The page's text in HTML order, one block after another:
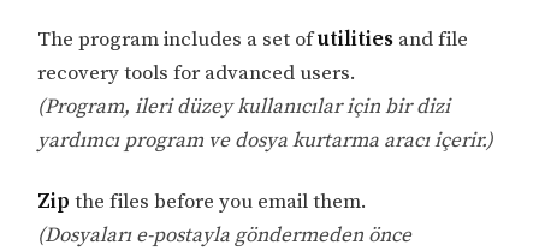
The program includes a set ofutilities and file
recovery tools for advanced users.
(Program, ileri düzey kullanıcılar için bir dizi
yardımcı program ve dosya kurtarma aracı içerir.)
Zip the files before you email them.
(Dosyaları e-postayla göndermeden önce